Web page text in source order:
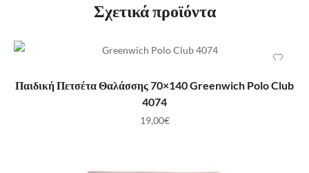
Σχετικά προϊόντα
ΠΡΟΣΘΉΚΗ ΣΤΟ ΚΑΛΆΘΙ
Παιδική Πετσέτα Θαλάσσης 70×140 Greenwich Polo Club
4074
19,00€